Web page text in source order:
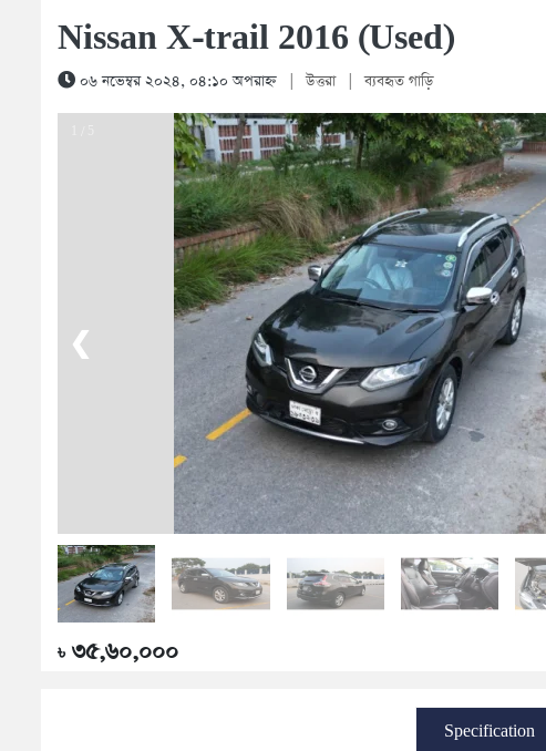
Nissan X-trail 2016 (Used)
০৬ নভেম্বর ২০২৪, ০৪:১০ অপরাহ্ন উত্তরা ব্যবহৃত গাড়ি
❮
৳৩৫,৬০,০০০
Specification